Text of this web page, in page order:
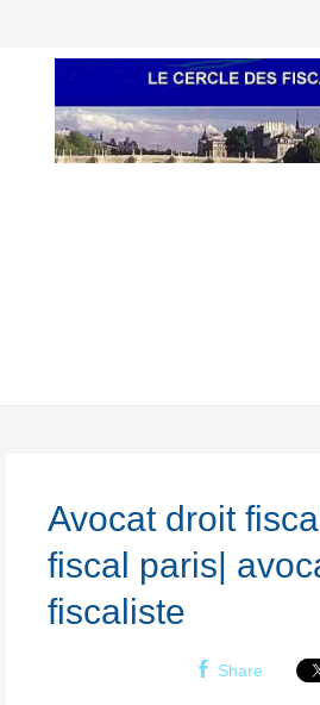
Avocat droit
fiscal paris|
fiscaliste
Share